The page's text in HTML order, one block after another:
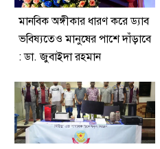
মানবিক অঙ্গীকার ধারণ করে ড্যাব
ভবিষ্যতেও মানুষের পাশে দাঁড়াবে
: ডা. জুবাইদা রহমান